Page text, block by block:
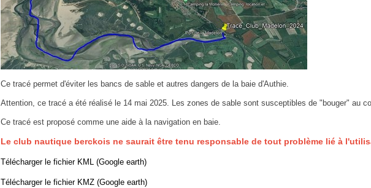
Ce tracé permet d'éviter les bancs de sable et autres dangers de la baie d'Authie.
Attention, ce tracé a été réalisé le 14 mai 2025. Les zones de sable sont susceptibles de "bouger" au
Ce tracé est proposé comme une aide à la navigation en baie.
Le club nautique berckois ne saurait être tenu responsable de tout problème lié à
Télécharger le fichier KML (Google earth)
Télécharger le fichier KMZ (Google earth)